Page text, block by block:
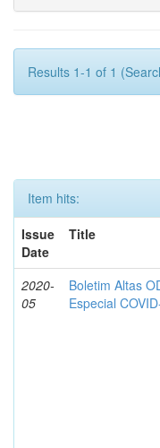
Results 1-1 of 1
Item hits:
Issue
Date
Title
2020-
05
Boletim Altas
Especial